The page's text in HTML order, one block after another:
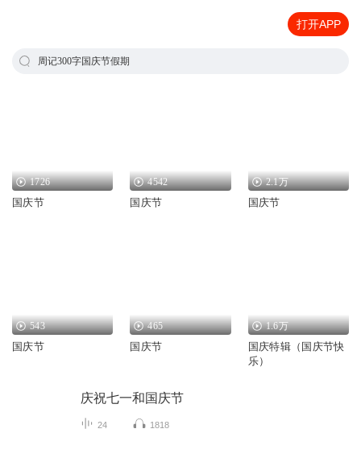
打开APP
周记300字国庆节假期
1726
国庆节
4542
国庆节
2.1万
国庆节
543
国庆节
465
国庆节
1.6万
国庆特辑（国庆节快
乐）
庆祝七一和国庆节
24 1818